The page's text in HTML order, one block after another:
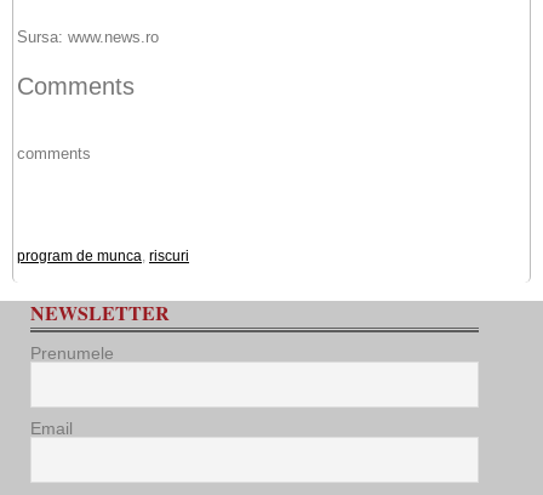
Sursa: www.news.ro
Comments
comments
program de munca, riscuri
NEWSLETTER
Prenumele
Email